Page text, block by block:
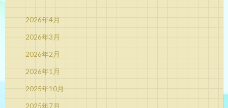
2026年4月
2026年3月
2026年2月
2026年1月
2025年10月
2025年7月